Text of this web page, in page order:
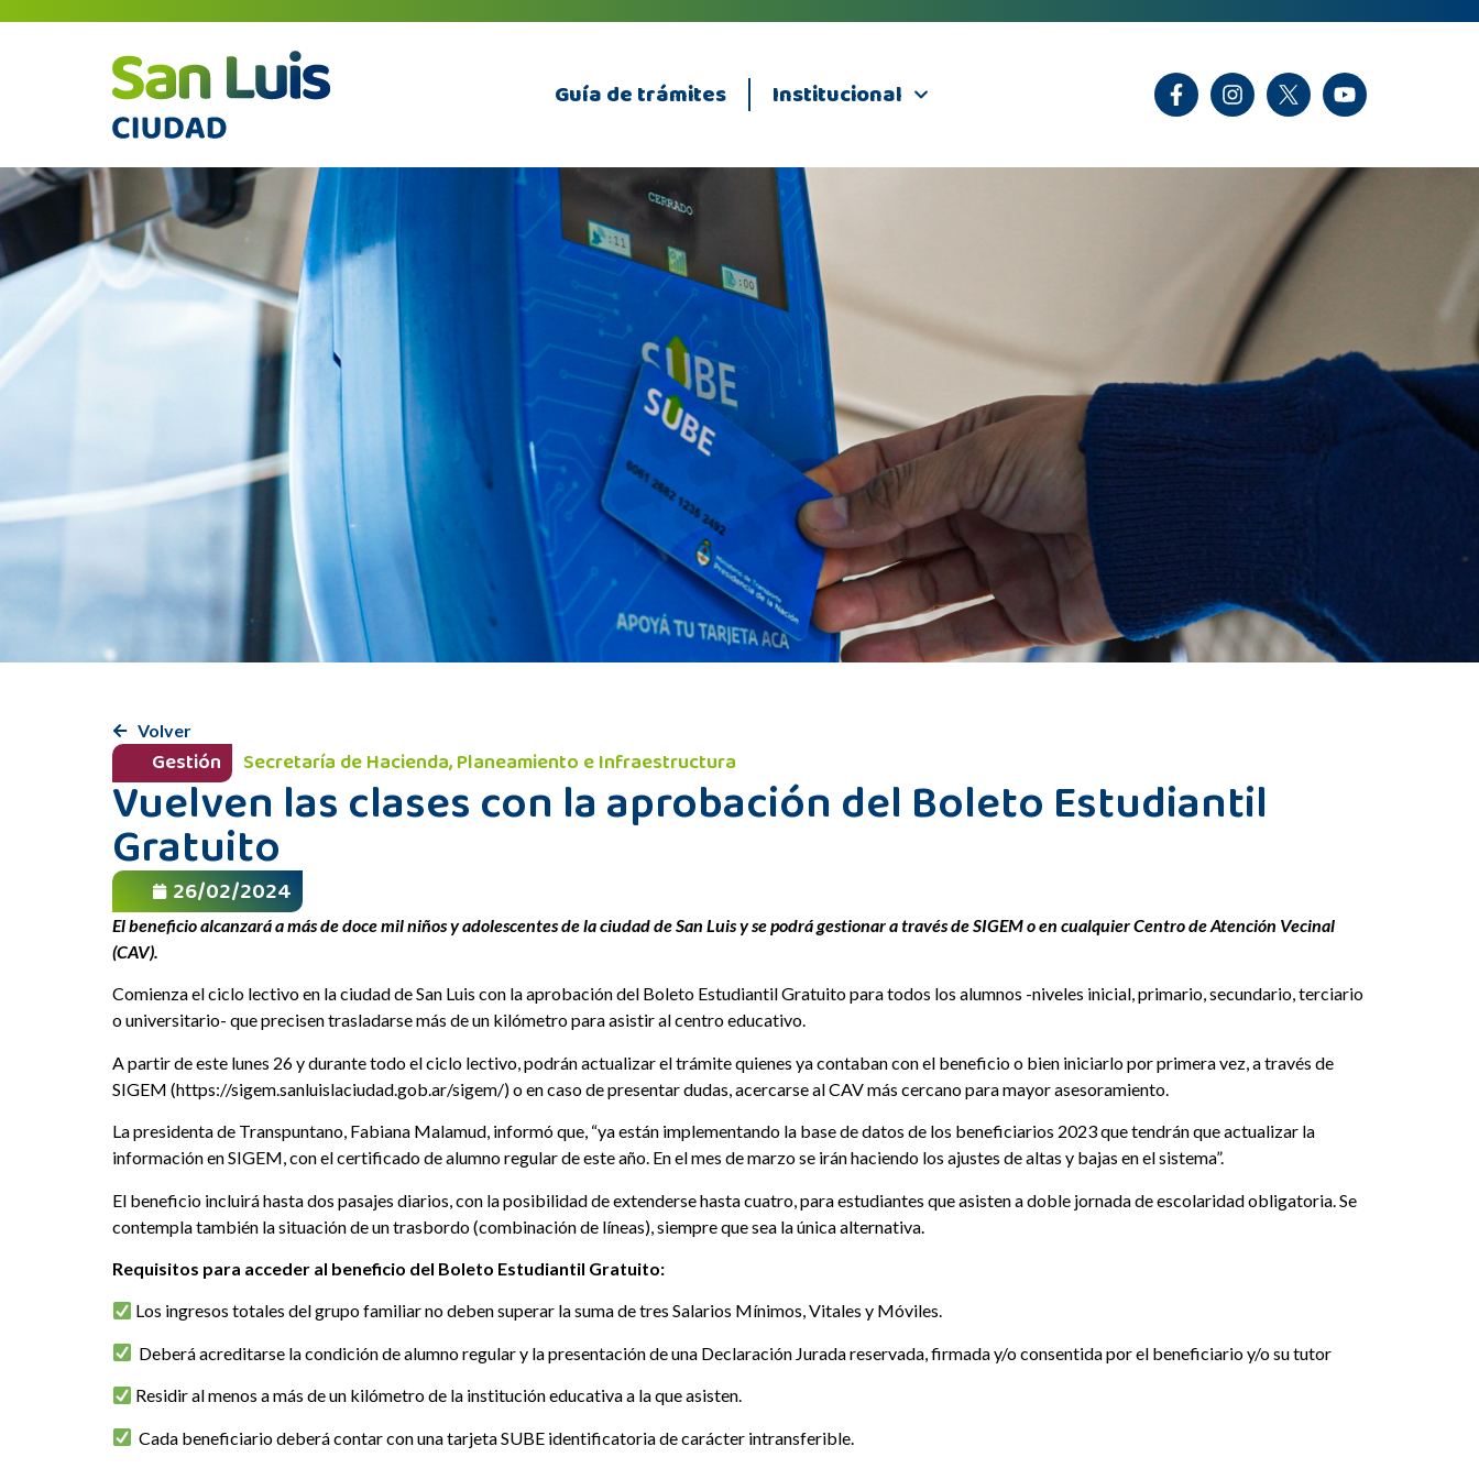
Guía de trámites Institucional
Volver
Gestión Secretaría de Hacienda, Planeamiento e Infraestructura
Vuelven las clases con la aprobación del Boleto Estudiantil
Gratuito
26/02/2024
El beneficio alcanzará a más de doce mil niños y adolescentes de la ciudad de San Luis y se podrá gestionar a través de SIGEM o en cualquier Centro de Atención Vecinal
(CAV).
Comienza el ciclo lectivo en la ciudad de San Luis con la aprobación del Boleto Estudiantil Gratuito para todos los alumnos -niveles inicial, primario, secundario, terciario
o universitario- que precisen trasladarse más de un kilómetro para asistir al centro educativo.
A partir de este lunes 26 y durante todo el ciclo lectivo, podrán actualizar el trámite quienes ya contaban con el beneficio o bien iniciarlo por primera vez, a través de
SIGEM (https://sigem.sanluislaciudad.gob.ar/sigem/) o en caso de presentar dudas, acercarse al CAV más cercano para mayor asesoramiento.
La presidenta de Transpuntano, Fabiana Malamud, informó que, “ya están implementando la base de datos de los beneficiarios 2023 que tendrán que actualizar la
información en SIGEM, con el certificado de alumno regular de este año. En el mes de marzo se irán haciendo los ajustes de altas y bajas en el sistema”.
El beneficio incluirá hasta dos pasajes diarios, con la posibilidad de extenderse hasta cuatro, para estudiantes que asisten a doble jornada de escolaridad obligatoria. Se
contempla también la situación de un trasbordo (combinación de líneas), siempre que sea la única alternativa.
Requisitos para acceder al beneficio del Boleto Estudiantil Gratuito:
Los ingresos totales del grupo familiar no deben superar la suma de tres Salarios Mínimos, Vitales y Móviles.
Deberá acreditarse la condición de alumno regular y la presentación de una Declaración Jurada reservada, firmada y/o consentida por el beneficiario y/o su tutor
Residir al menos a más de un kilómetro de la institución educativa a la que asisten.
Cada beneficiario deberá contar con una tarjeta SUBE identificatoria de carácter intransferible.